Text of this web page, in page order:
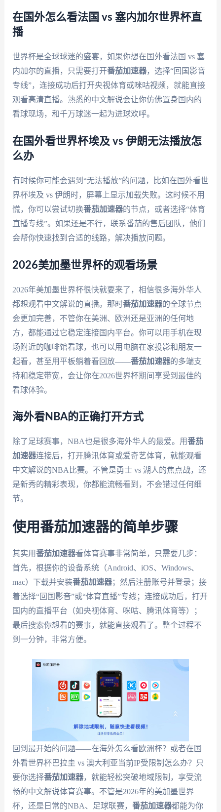
在国外怎么看法国 vs 塞内加尔世界杯直
播
世界杯是全球球迷的盛宴，如果你想在国外看法国 vs 塞
内加尔的直播，只需要打开番茄加速器，选择“回国影音
专线”，连接成功后打开央视体育或咪咕视频，就能直接
观看高清直播。熟悉的中文解说会让你仿佛置身国内的
看球现场，和千万球迷一起为进球欢呼。
在国外看世界杯埃及 vs 伊朗无法播放怎
么办
有时候你可能会遇到“无法播放”的问题，比如在国外看世
界杯埃及 vs 伊朗时，屏幕上显示加载失败。这时候不用
慌，你可以尝试切换番茄加速器的节点，或者选择“体育
直播专线”。如果还是不行，联系番茄的售后团队，他们
会帮你快速找到合适的线路，解决播放问题。
2026美加墨世界杯的观看场景
2026年美加墨世界杯很快就要来了，相信很多海外华人
都想观看中文解说的直播。那时番茄加速器的全球节点
会更加完善，不管你在美洲、欧洲还是亚洲的任何地
方，都能通过它稳定连接国内平台。你可以用手机在现
场附近的咖啡馆看球，也可以用电脑在家投影和朋友一
起看，甚至用平板躺着看回放——番茄加速器的多端支
持和稳定带宽，会让你在2026世界杯期间享受到最佳的
看球体验。
海外看NBA的正确打开方式
除了足球赛事，NBA也是很多海外华人的最爱。用番茄
加速器连接后，打开腾讯体育或爱奇艺体育，就能观看
中文解说的NBA比赛。不管是勇士 vs 湖人的焦点战，还
是新秀的精彩表现，你都能流畅看到，不会错过任何细
节。
使用番茄加速器的简单步骤
其实用番茄加速器看体育赛事非常简单，只需要几步：
首先，根据你的设备系统（Android、iOS、Windows、
mac）下载并安装番茄加速器；然后注册账号并登录；接
着选择“回国影音”或“体育直播”专线；连接成功后，打开
国内的直播平台（如央视体育、咪咕、腾讯体育等）；
最后搜索你想看的赛事，就能直接观看了。整个过程不
到一分钟，非常方便。
回到最开始的问题——在海外怎么看欧洲杯？或者在国
外看世界杯巴拉圭 vs 澳大利亚当前IP受限制怎么办？只
要你选择番茄加速器，就能轻松突破地域限制，享受流
畅的中文解说体育赛事。不管是2026年的美加墨世界
杯，还是日常的NBA、足球联赛， 番茄加速器都能为你